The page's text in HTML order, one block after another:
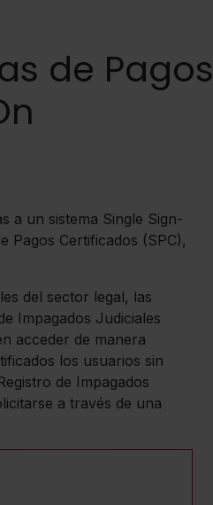
de Pagos
a un sistema Single Sign-
Pagos Certificados (SPC),
del sector legal, las
Impagados Judiciales
acceder de manera
los usuarios sin
de Impagados
a través de una